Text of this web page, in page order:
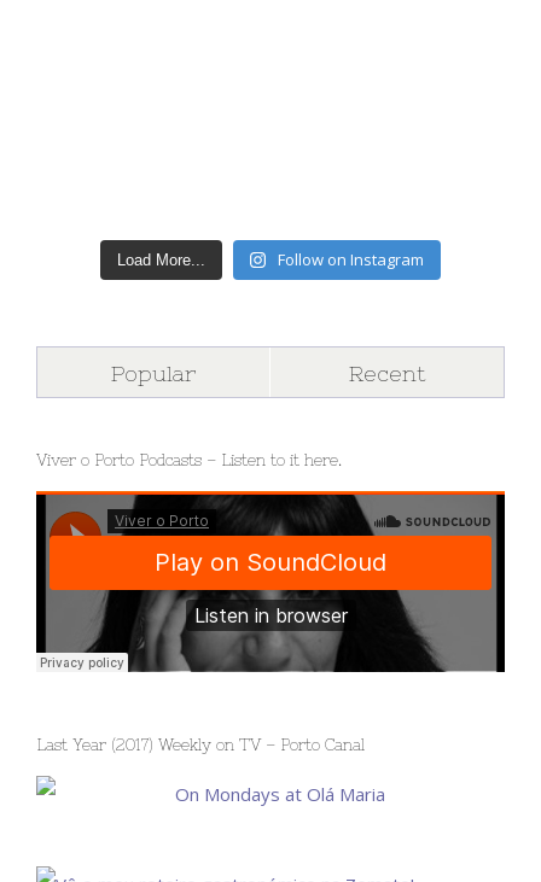
Load More... Follow on Instagram
Popular Recent
Viver o Porto Podcasts – Listen to it here.
Last Year (2017) Weekly on TV – Porto Canal